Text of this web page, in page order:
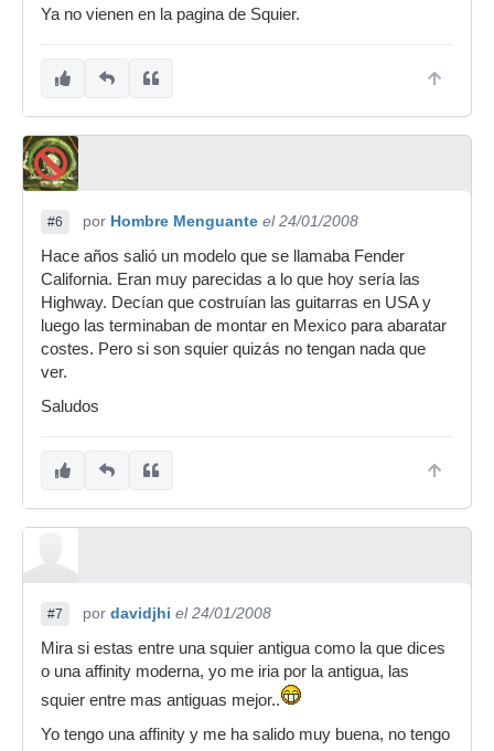
Ya no vienen en la pagina de Squier.
#6 por Hombre Menguante el 24/01/2008
Hace años salió un modelo que se llamaba Fender
California. Eran muy parecidas a lo que hoy sería las
Highway. Decían que costruían las guitarras en USA y
luego las terminaban de montar en Mexico para abaratar
costes. Pero si son squier quizás no tengan nada que
ver.
Saludos
#7 por davidjhi el 24/01/2008
Mira si estas entre una squier antigua como la que dices
o una affinity moderna, yo me iria por la antigua, las
squier entre mas antiguas mejor..
Yo tengo una affinity y me ha salido muy buena, no tengo